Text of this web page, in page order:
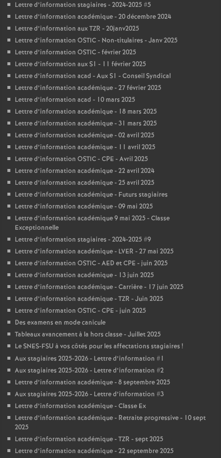
Lettre d’information stagiaires - 2024-2025 #5
Lettre d’information académique - 20 décembre 2024
Lettre d’information aux TZR - 20janv2025
Lettre d’information OSTIC - Non-titulaires - Janv 2025
Lettre d’information OSTIC - février 2025
Lettre d’information aux S1 - 11 février 2025
Lettre d’information acad - Aux S1 - Conseil Syndical
Lettre d’information académique - 27 février 2025
Lettre d’information acad - 10 mars 2025
Lettre d’information académique - 18 mars 2025
Lettre d’information académique - 31 mars 2025
Lettre d’information académique - 02 avril 2025
Lettre d’information académique - 11 avril 2025
Lettre d’information OSTIC - CPE - Avril 2025
Lettre d’information académique - 22 avril 2024
Lettre d’information académique - 25 avril 2025
Lettre d’information académique - Futurs stagiaires
Lettre d’information académique - 09 mai 2025
Lettre d’information académique 9 mai 2025 - Classe
Exceptionnelle
Lettre d’information stagiaires - 2024-2025 #9
Lettre d’information académique - LVER - 27 mai 2025
Lettre d’information OSTIC - AED et CPE - juin 2025
Lettre d’information académique - 13 juin 2025
Lettre d’information académique - Carrière - 17 juin 2025
Lettre d’information académique - TZR - Juin 2025
Lettre d’information OSTIC - CPE - juin 2025
Des examens en mode canicule
Tableaux avancement à la hors classe - Juillet 2025
Le SNES-FSU à vos côtés pour les affectations stagiaires !
Aux stagiaires 2025-2026 - Lettre d’information #1
Aux stagiaires 2025-2026 - Lettre d’information #2
Lettre d’information académique - 8 septembre 2025
Aux stagiaires 2025-2026 - Lettre d’information #3
Lettre d’information académique - Classe Ex
Lettre d’information académique - Retraite progressive - 10 sept
2025
Lettre d’information académique - TZR - sept 2025
Lettre d’information académique - 22 septembre 2025